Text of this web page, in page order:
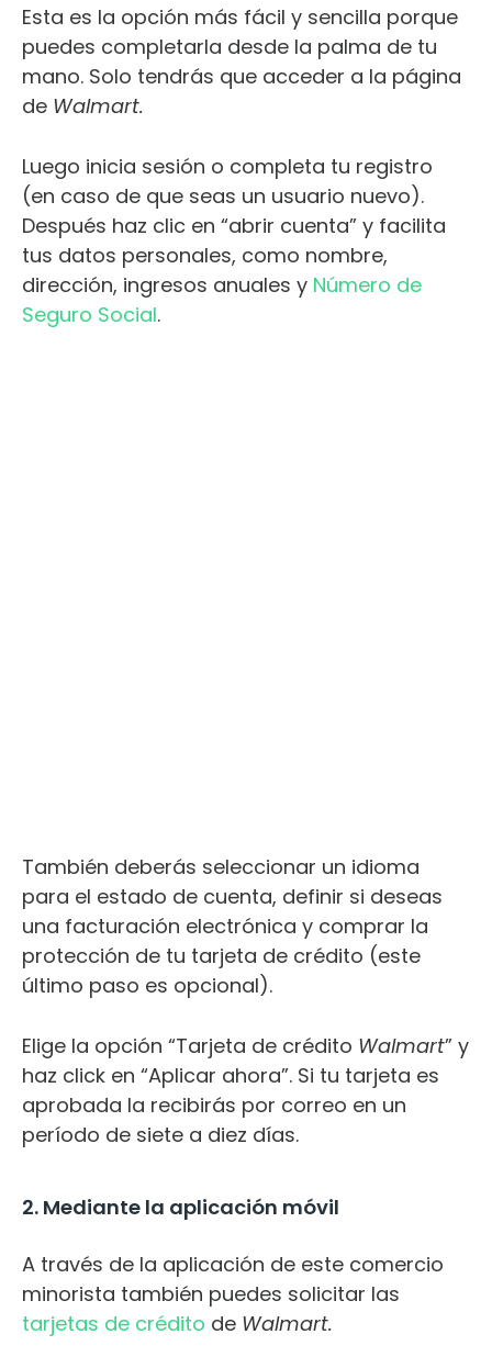
Esta es la opción más fácil y sencilla porque
puedes completarla desde la palma de tu
mano. Solo tendrás que acceder a la página
de Walmart.
Luego inicia sesión o completa tu registro
(en caso de que seas un usuario nuevo).
Después haz clic en “abrir cuenta” y facilita
tus datos personales, como nombre,
dirección, ingresos anuales y Número de
Seguro Social.
También deberás seleccionar un idioma
para el estado de cuenta, definir si deseas
una facturación electrónica y comprar la
protección de tu tarjeta de crédito (este
último paso es opcional).
Elige la opción “Tarjeta de crédito Walmart” y
haz click en “Aplicar ahora”. Si tu tarjeta es
aprobada la recibirás por correo en un
período de siete a diez días.
2. Mediante la aplicación móvil
A través de la aplicación de este comercio
minorista también puedes solicitar las
tarjetas de crédito de Walmart.